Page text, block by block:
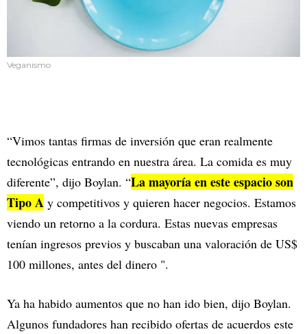
Veganismo
“Vimos tantas firmas de inversión que eran realmente
tecnológicas entrando en nuestra área. La comida es muy
diferente”, dijo Boylan. “La mayoría en este espacio son
Tipo A y competitivos y quieren hacer negocios. Estamos
viendo un retorno a la cordura. Estas nuevas empresas
tenían ingresos previos y buscaban una valoración de US$
100 millones, antes del dinero ".
Ya ha habido aumentos que no han ido bien, dijo Boylan.
Algunos fundadores han recibido ofertas de acuerdos este